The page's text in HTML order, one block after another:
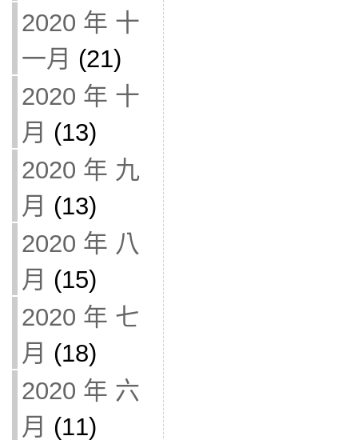
2020 年 十
一月 (21)
2020 年 十
月 (13)
2020 年 九
月 (13)
2020 年 八
月 (15)
2020 年 七
月 (18)
2020 年 六
月 (11)